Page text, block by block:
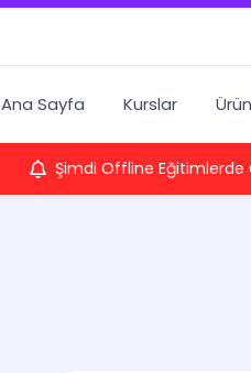
Ana Sayfa Kurslar
Şimdi Offline Eğitimlerde